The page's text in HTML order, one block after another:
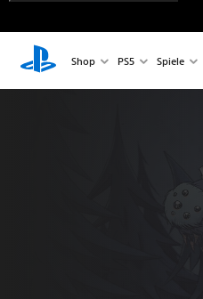
Shop PS5 Spiele